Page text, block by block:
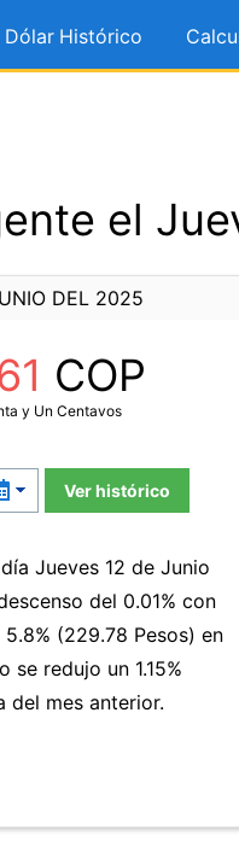
Dólar Histórico
el
DEL 2025
COP
y Un Centavos
Ver histórico
Jueves 12 de Junio
del 0.01% con
(229.78 Pesos) en
redujo un 1.15%
del mes anterior.